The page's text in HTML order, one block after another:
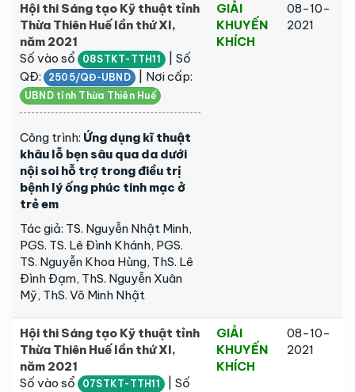
Hội thi Sáng tạo Kỹ thuật tỉnh
Thừa Thiên Huế lần thứ XI,
năm 2021
Số vào sổ
08STKT-TTH11 | Số
QĐ:
2505/QĐ-UBND | Nơi cấp:
UBND tỉnh Thừa Thiên Huế
Công trình: Ứng dụng kĩ thuật
khâu lỗ bẹn sâu qua da dưới
nội soi hỗ trợ trong điều trị
bệnh lý ống phúc tinh mạc ở
trẻ em
Tác giả: TS. Nguyễn Nhật Minh,
PGS. TS. Lê Đình Khánh, PGS.
TS. Nguyễn Khoa Hùng, ThS. Lê
Đình Đạm, ThS. Nguyễn Xuân
Mỹ, ThS. Võ Minh Nhật
GIẢI
KHUYẾN
KHÍCH
08-10-
2021
Hội thi Sáng tạo Kỹ thuật tỉnh
Thừa Thiên Huế lần thứ XI,
năm 2021
Số vào sổ
07STKT-TTH11 | Số
GIẢI
KHUYẾN
KHÍCH
08-10-
2021